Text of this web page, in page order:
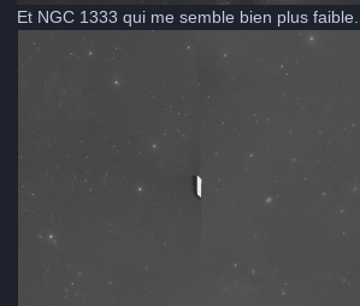
Et NGC 1333 qui me semble bien plus faible...